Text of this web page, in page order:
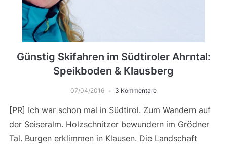
Günstig Skifahren im Südtiroler Ahrntal:
Speikboden & Klausberg
07/04/2016 3 Kommentare
[PR] Ich war schon mal in Südtirol. Zum Wandern auf
der Seiseralm. Holzschnitzer bewundern im Grödner
Tal. Burgen erklimmen in Klausen. Die Landschaft